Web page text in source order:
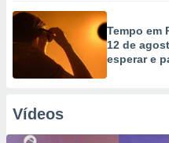
Tempo em
12 de
esperar e
Vídeos